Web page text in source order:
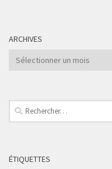
ARCHIVES
Archives
Rechercher :
ÉTIQUETTES